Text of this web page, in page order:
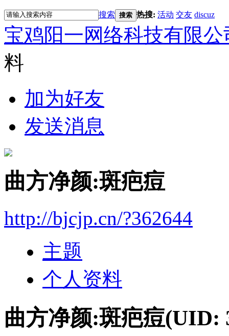
搜索 搜索 热搜: 活动 交友 discuz
宝鸡阳一网络科技有限公
料
加为好友
发送消息
曲方净颜:斑疤痘
http://bjcjp.cn/?362644
主题
个人资料
曲方净颜:斑疤痘(UID: